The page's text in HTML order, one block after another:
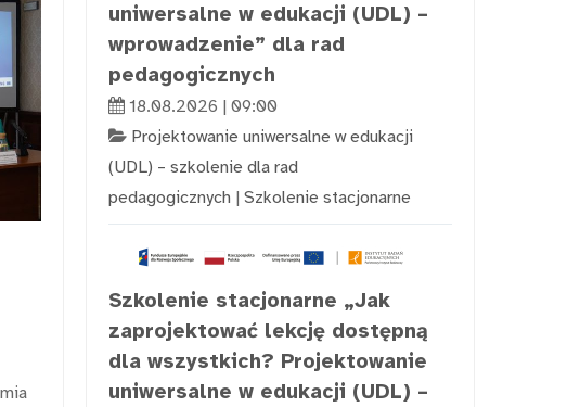
uniwersalne w edukacji (UDL) –
wprowadzenie” dla rad
pedagogicznych
18.08.2026 | 09:00
Projektowanie uniwersalne w edukacji
(UDL) – szkolenie dla rad
pedagogicznych | Szkolenie stacjonarne
Szkolenie stacjonarne „Jak
zaprojektować lekcję dostępną
dla wszystkich? Projektowanie
uniwersalne w edukacji (UDL) –